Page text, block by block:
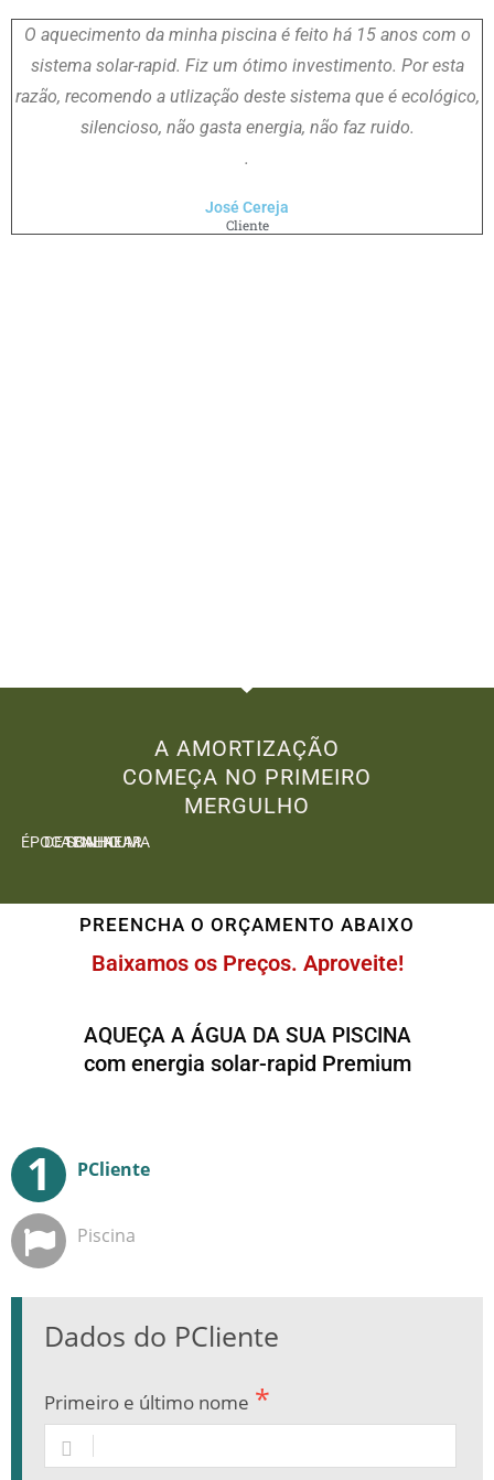
O aquecimento da minha piscina é feito há 15 anos com o
sistema solar-rapid. Fiz um ótimo investimento. Por esta
razão, recomendo a utlização deste sistema que é ecológico,
silencioso, não gasta energia, não faz ruido.
.
José Cereja
Cliente
A AMORTIZAÇÃO
COMEÇA NO PRIMEIRO
MERGULHO
TENHA UMA ÉPOCA BALNEAR DE SONHO
PREENCHA O ORÇAMENTO ABAIXO
Baixamos os Preços. Aproveite!
AQUEÇA A ÁGUA DA SUA PISCINA
com energia solar-rapid Premium
Dados da Piscina
PCliente
Piscina
Dados do PCliente
Primeiro e último nome